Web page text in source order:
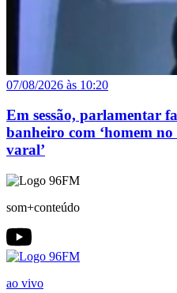
07/08/2026 às 10:20
Em sessão, parlamentar
banheiro com ‘homem
varal’
som+conteúdo
ao vivo